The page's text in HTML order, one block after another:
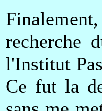
recherche
l'Institut
Ce fut la